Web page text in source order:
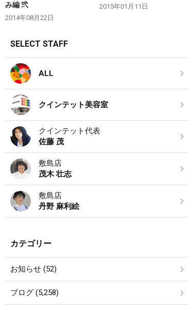
み編 弐
2014年08月22日
2015年01月11日
SELECT STAFF
ALL
クインテット美容室
クインテット代表
佐藤 茂
敷島店
茂木 壮志
敷島店
丹野 麻利絵
カテゴリー
お知らせ (52)
ブログ (5,258)